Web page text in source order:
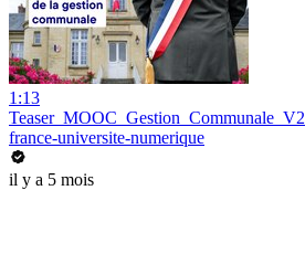
1:13
Teaser_MOOC_Gestion_Communale_V2
france-universite-numerique
il y a 5 mois